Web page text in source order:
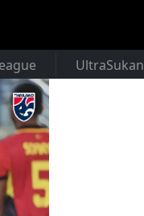
UltraSukan